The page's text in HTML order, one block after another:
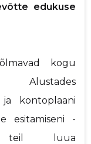
edukuse
kogu
Alustades
ja kontoplaani
esitamiseni -
teil luua